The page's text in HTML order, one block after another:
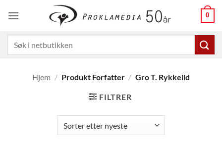
0
etter:
Hjem / Produkt Forfatter / Gro T. Rykkelid
FILTRER